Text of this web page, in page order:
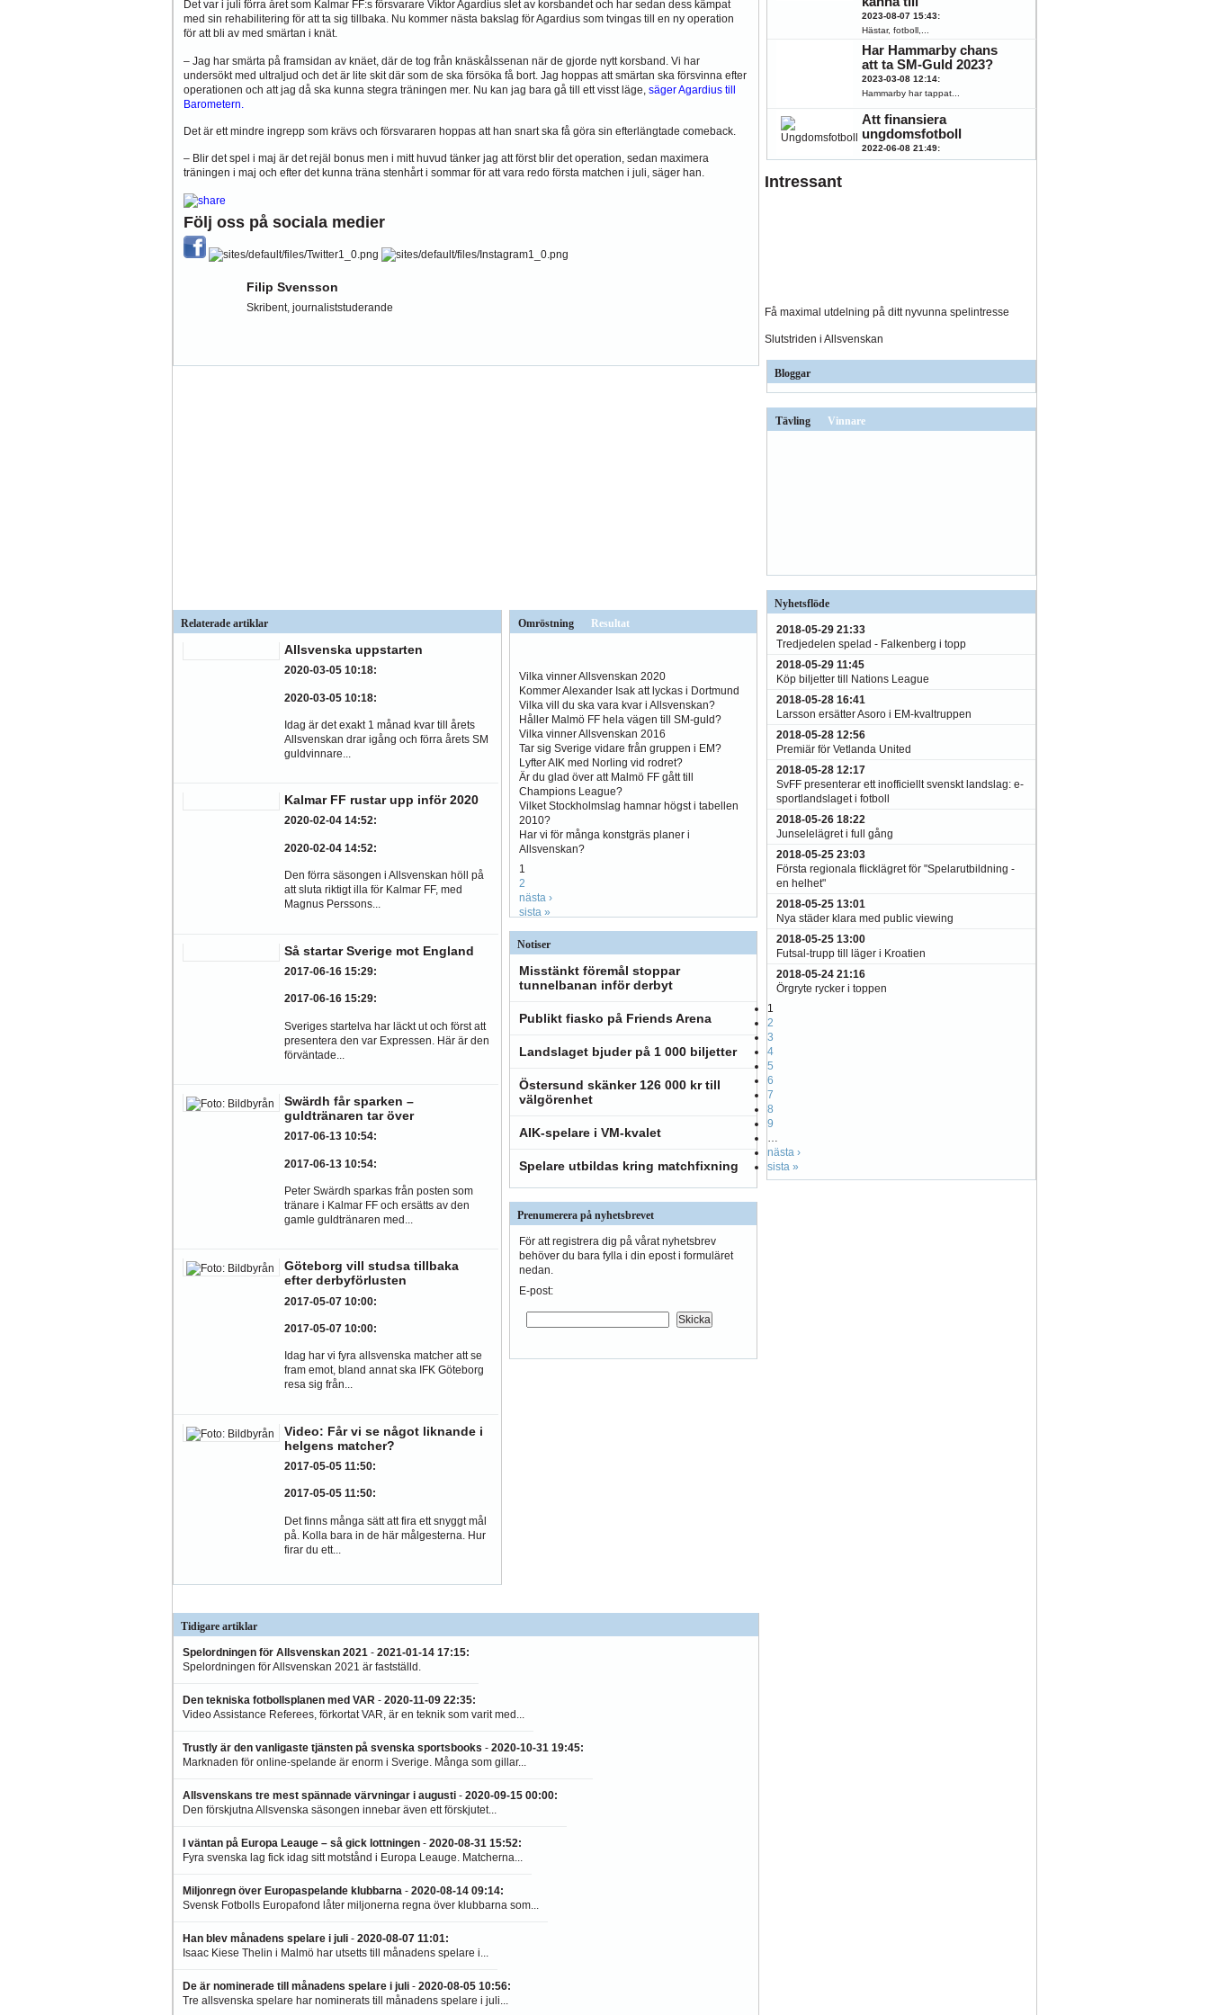
Det var i juli förra året som Kalmar FF:s försvarare Viktor Agardius slet av korsbandet och har sedan dess kämpat
med sin rehabilitering för att ta sig tillbaka. Nu kommer nästa bakslag för Agardius som tvingas till en ny operation
för att bli av med smärtan i knät.
– Jag har smärta på framsidan av knäet, där de tog från knäskålssenan när de gjorde nytt korsband. Vi har
undersökt med ultraljud och det är lite skit där som de ska försöka få bort. Jag hoppas att smärtan ska försvinna efter
operationen och att jag då ska kunna stegra träningen mer. Nu kan jag bara gå till ett visst läge, säger Agardius till
Barometern.
Det är ett mindre ingrepp som krävs och försvararen hoppas att han snart ska få göra sin efterlängtade comeback.
– Blir det spel i maj är det rejäl bonus men i mitt huvud tänker jag att först blir det operation, sedan maximera
träningen i maj och efter det kunna träna stenhårt i sommar för att vara redo första matchen i juli, säger han.
Följ oss på sociala medier
Filip Svensson
Skribent, journaliststuderande
Relaterade artiklar
Allsvenska uppstarten
2020-03-05 10:18:
2020-03-05 10:18:
Idag är det exakt 1 månad kvar till årets
Allsvenskan drar igång och förra årets SM
guldvinnare...
Kalmar FF rustar upp inför 2020
2020-02-04 14:52:
2020-02-04 14:52:
Den förra säsongen i Allsvenskan höll på
att sluta riktigt illa för Kalmar FF, med
Magnus Perssons...
Så startar Sverige mot England
2017-06-16 15:29:
2017-06-16 15:29:
Sveriges startelva har läckt ut och först att
presentera den var Expressen. Här är den
förväntade...
Swärdh får sparken –
guldtränaren tar över
2017-06-13 10:54:
2017-06-13 10:54:
Peter Swärdh sparkas från posten som
tränare i Kalmar FF och ersätts av den
gamle guldtränaren med...
Göteborg vill studsa tillbaka
efter derbyförlusten
2017-05-07 10:00:
2017-05-07 10:00:
Idag har vi fyra allsvenska matcher att se
fram emot, bland annat ska IFK Göteborg
resa sig från...
Video: Får vi se något liknande i
helgens matcher?
2017-05-05 11:50:
2017-05-05 11:50:
Det finns många sätt att fira ett snyggt mål
på. Kolla bara in de här målgesterna. Hur
firar du ett...
Omröstning Resultat
Vilka vinner Allsvenskan 2020
Kommer Alexander Isak att lyckas i Dortmund
Vilka vill du ska vara kvar i Allsvenskan?
Håller Malmö FF hela vägen till SM-guld?
Vilka vinner Allsvenskan 2016
Tar sig Sverige vidare från gruppen i EM?
Lyfter AIK med Norling vid rodret?
Är du glad över att Malmö FF gått till
Champions League?
Vilket Stockholmslag hamnar högst i tabellen
2010?
Har vi för många konstgräs planer i
Allsvenskan?
1
2
nästa ›
sista »
Notiser
Misstänkt föremål stoppar
tunnelbanan inför derbyt
Publikt fiasko på Friends Arena
Landslaget bjuder på 1 000 biljetter
Östersund skänker 126 000 kr till
välgörenhet
AIK-spelare i VM-kvalet
Spelare utbildas kring matchfixning
Prenumerera på nyhetsbrevet
För att registrera dig på vårat nyhetsbrev
behöver du bara fylla i din epost i formuläret
nedan.
E-post:
Tidigare artiklar
Spelordningen för Allsvenskan 2021 - 2021-01-14 17:15:
Spelordningen för Allsvenskan 2021 är fastställd.
Den tekniska fotbollsplanen med VAR - 2020-11-09 22:35:
Video Assistance Referees, förkortat VAR, är en teknik som varit med...
Trustly är den vanligaste tjänsten på svenska sportsbooks - 2020-10-31 19:45:
Marknaden för online-spelande är enorm i Sverige. Många som gillar...
Allsvenskans tre mest spännade värvningar i augusti - 2020-09-15 00:00:
Den förskjutna Allsvenska säsongen innebar även ett förskjutet...
I väntan på Europa Leauge – så gick lottningen - 2020-08-31 15:52:
Fyra svenska lag fick idag sitt motstånd i Europa Leauge. Matcherna...
Miljonregn över Europaspelande klubbarna - 2020-08-14 09:14:
Svensk Fotbolls Europafond låter miljonerna regna över klubbarna som...
Han blev månadens spelare i juli - 2020-08-07 11:01:
Isaac Kiese Thelin i Malmö har utsetts till månadens spelare i...
De är nominerade till månadens spelare i juli - 2020-08-05 10:56:
Tre allsvenska spelare har nominerats till månadens spelare i juli...
2023-08-07 15:43:
Hästar, fotboll,...
Har Hammarby chans
att ta SM-Guld 2023?
2023-03-08 12:14:
Hammarby har tappat...
Att finansiera
ungdomsfotboll
2022-06-08 21:49:
Fotboll engagerar...
Intressant
Få maximal utdelning på ditt nyvunna spelintresse
Slutstriden i Allsvenskan
Bloggar
Tävling Vinnare
Nyhetsflöde
2018-05-29 21:33
Tredjedelen spelad - Falkenberg i topp
2018-05-29 11:45
Köp biljetter till Nations League
2018-05-28 16:41
Larsson ersätter Asoro i EM-kvaltruppen
2018-05-28 12:56
Premiär för Vetlanda United
2018-05-28 12:17
SvFF presenterar ett inofficiellt svenskt landslag: e-
sportlandslaget i fotboll
2018-05-26 18:22
Junselelägret i full gång
2018-05-25 23:03
Första regionala flicklägret för "Spelarutbildning -
en helhet"
2018-05-25 13:01
Nya städer klara med public viewing
2018-05-25 13:00
Futsal-trupp till läger i Kroatien
2018-05-24 21:16
Örgryte rycker i toppen
1
2
3
4
5
6
7
8
9
nästa ›
sista »